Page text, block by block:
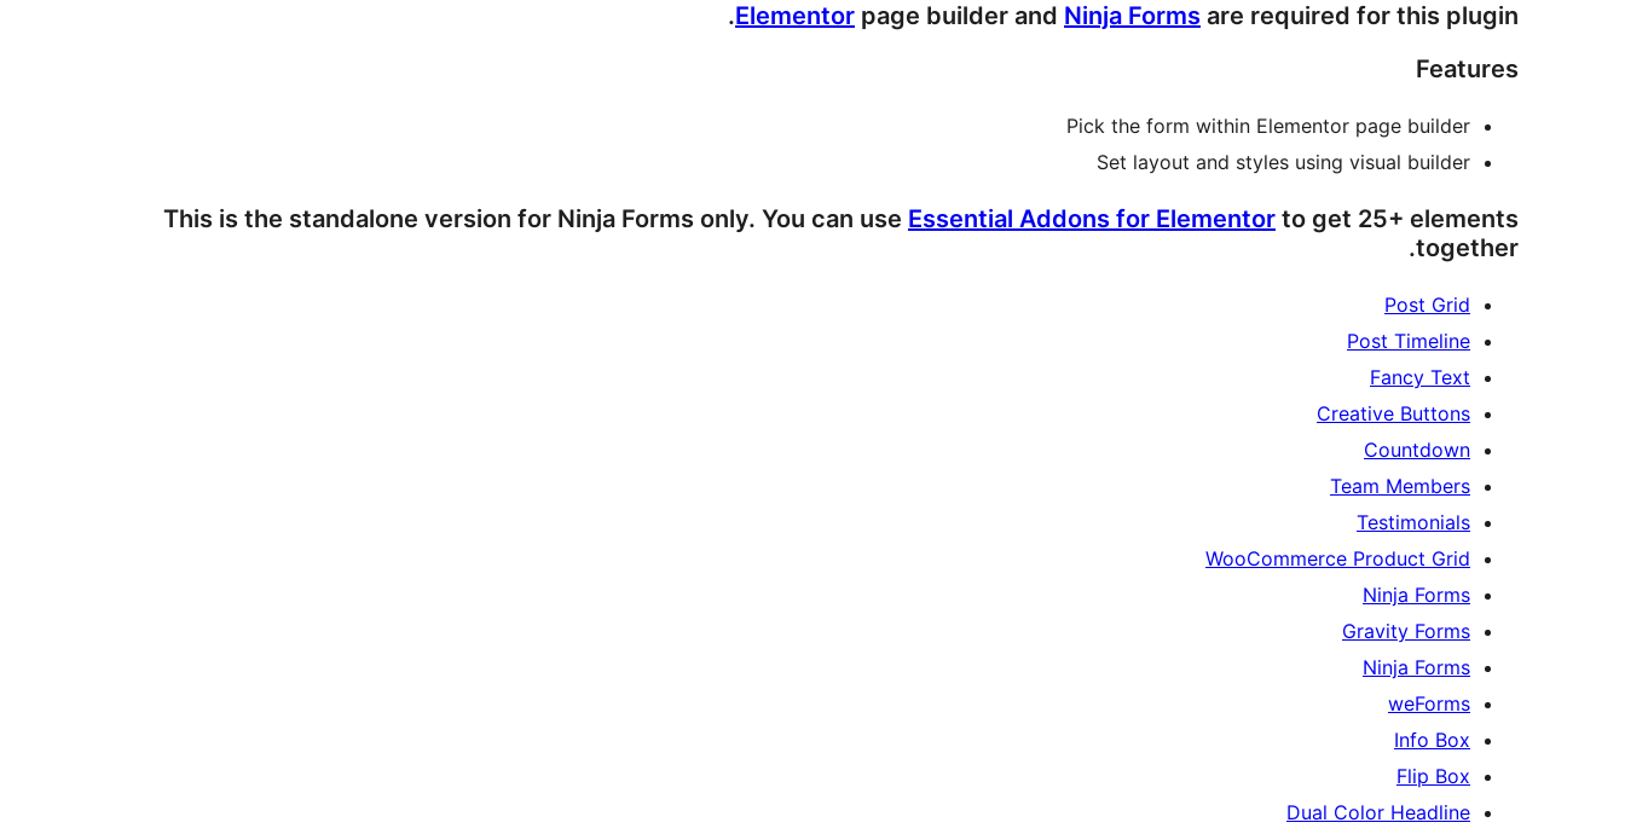
Elementor page builder and Ninja Forms are required for this plugin.
Features
Pick the form within Elementor page builder
Set layout and styles using visual builder
This is the standalone version for Ninja Forms only. You can use Essential Addons for Elementor to get 25+ elements
together.
Post Grid
Post Timeline
Fancy Text
Creative Buttons
Countdown
Team Members
Testimonials
WooCommerce Product Grid
Ninja Forms
Gravity Forms
Ninja Forms
weForms
Info Box
Flip Box
Dual Color Headline